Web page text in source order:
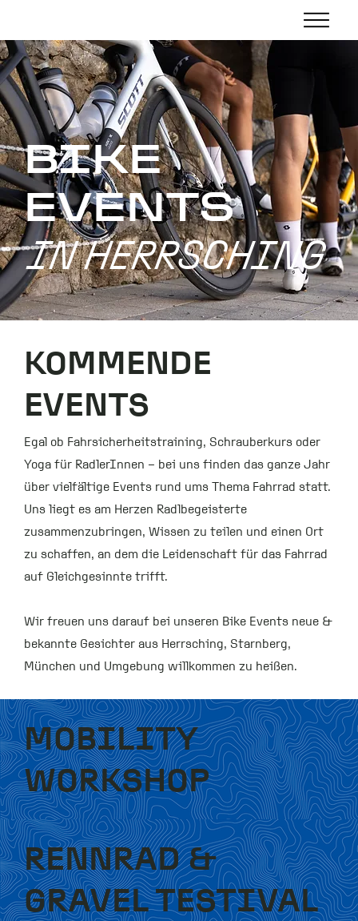
BIKE
EVENTS
IN HERRSCHING
KOMMENDE
EVENTS
Egal ob Fahrsicherheitstraining, Schrauberkurs oder
Yoga für RadlerInnen – bei uns finden das ganze Jahr
über vielfältige Events rund ums Thema Fahrrad statt.
Uns liegt es am Herzen Radlbegeisterte
zusammenzubringen, Wissen zu teilen und einen Ort
zu schaffen, an dem die Leidenschaft für das Fahrrad
auf Gleichgesinnte trifft.
Wir freuen uns darauf bei unseren Bike Events neue &
bekannte Gesichter aus Herrsching, Starnberg,
München und Umgebung willkommen zu heißen.
MOBILITY
WORKSHOP
RENNRAD &
GRAVEL TESTIVAL